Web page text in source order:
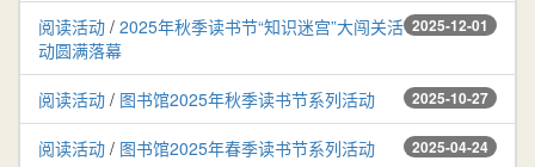
2025-12-01
阅读活动 / 2025年秋季读书节“知识迷宫”大闯关活
动圆满落幕
2025-10-27
阅读活动 / 图书馆2025年秋季读书节系列活动
2025-04-24
阅读活动 / 图书馆2025年春季读书节系列活动